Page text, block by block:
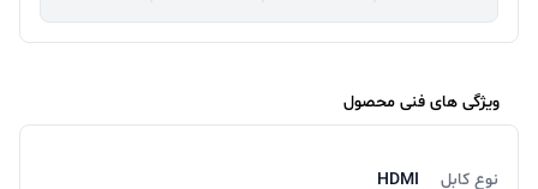
ویژگی های فنی محصول
نوع کابل HDMI